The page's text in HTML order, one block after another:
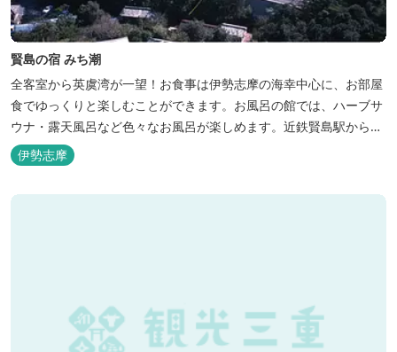
賢島の宿 みち潮
全客室から英虞湾が一望！お食事は伊勢志摩の海幸中心に、お部屋
食でゆっくりと楽しむことができます。お風呂の館では、ハーブサ
ウナ・露天風呂など色々なお風呂が楽しめます。近鉄賢島駅から歩
いて5分と好立地です。
伊勢志摩